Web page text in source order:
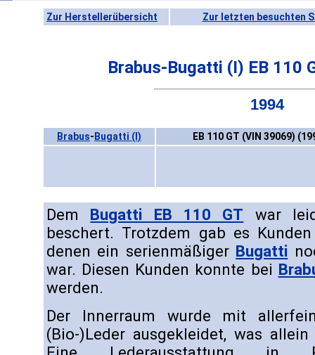
Zur Herstellerübersicht Zur letzten besuchten
Brabus-Bugatti (I) EB 110
1994
Brabus- Bugatti (I) EB 110 GT (VIN 39069)
Dem Bugatti EB 110 GT war
beschert. Trotzdem gab es
denen ein serienmäßiger Bugatti
war. Diesen Kunden konnte bei
werden.
Der Innerraum wurde mit
(Bio-)Leder ausgekleidet, was